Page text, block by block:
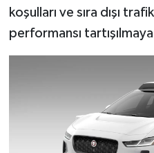
koşulları ve sıra dışı
performansı
Yaşam